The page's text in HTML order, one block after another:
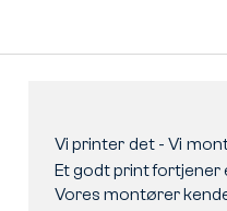
Vi printer det - Vi
Et godt print
Vores montører